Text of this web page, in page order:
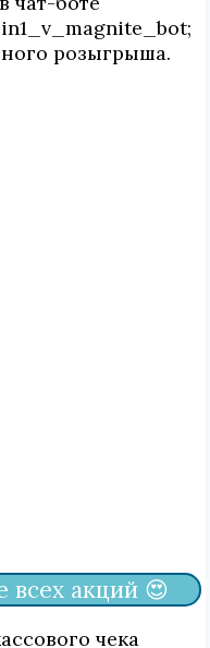
розыгрыша.
всех акций 😍
чека